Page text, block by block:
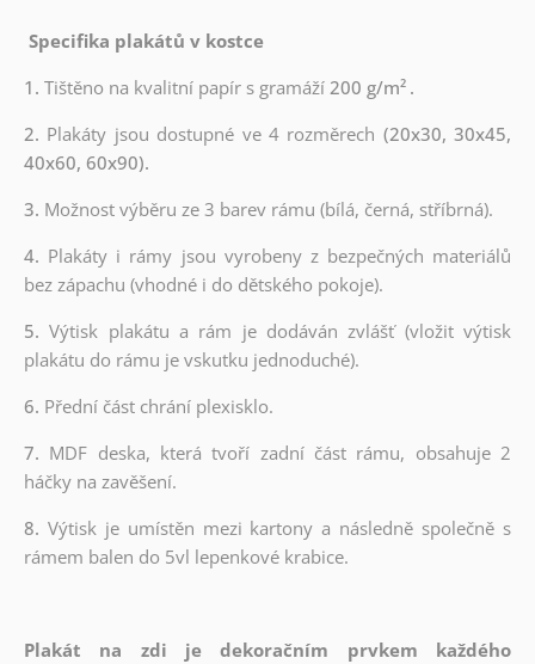
Specifika plakátů v kostce
1. Tištěno na kvalitní papír s gramáží200 g/m² .
2. Plakáty jsou dostupné ve 4 rozměrech (20x30, 30x45,
40x60, 60x90).
3. Možnost výběru ze 3 barev rámu (bílá, černá, stříbrná).
4. Plakáty i rámy jsou vyrobeny z bezpečných materiálů
bez zápachu (vhodné i do dětského pokoje).
5.Výtisk plakátu a rám je dodáván zvlášť (vložit výtisk
plakátu do rámu je vskutku jednoduché).
6. Přední část chrání plexisklo.
7. MDF deska, která tvoří zadní část rámu, obsahuje 2
háčky na zavěšení.
8. Výtisk je umístěn mezi kartony a následně společně s
rámem balen do 5vl lepenkové krabice.
Plakát na zdi je dekoračním prvkem každého